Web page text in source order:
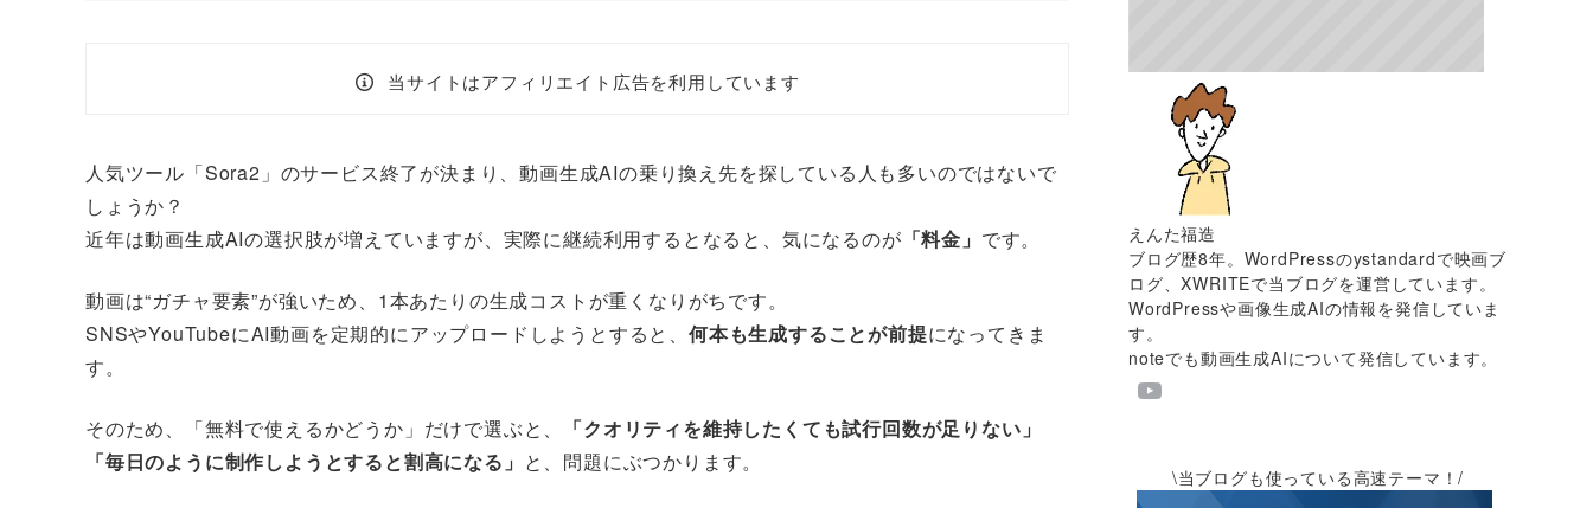
当サイトはアフィリエイト広告を利用しています
人気ツール「Sora2」のサービス終了が決まり、動画生成AIの乗り換え先を探している人も多いのではないで
しょうか？
近年は動画生成AIの選択肢が増えていますが、実際に継続利用するとなると、気になるのが 「料金」 です。
動画は“ガチャ要素”が強いため、1本あたりの生成コストが重くなりがちです。
SNSやYouTubeにAI動画を定期的にアップロードしようとすると、何本も生成することが前提になってきま
す。
そのため、「無料で使えるかどうか」だけで選ぶと、
「クオリティを維持したくても試行回数が足りない」
「毎日のように制作しようとすると割高になる」 と、問題にぶつかります。
えんた福造
ブログ歴8年。WordPressのystandardで映画ブ
ログ、XWRITEで当ブログを運営しています。
WordPressや画像生成AIの情報を発信していま
す。
noteでも動画生成AIについて発信しています。
\当ブログも使っている高速テーマ！/